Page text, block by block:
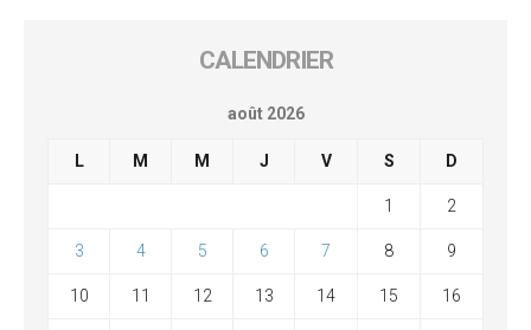
CALENDRIER
août 2026
L M M J V S D
1 2
3 4 5 6 7 8 9
10 11 12 13 14 15 16